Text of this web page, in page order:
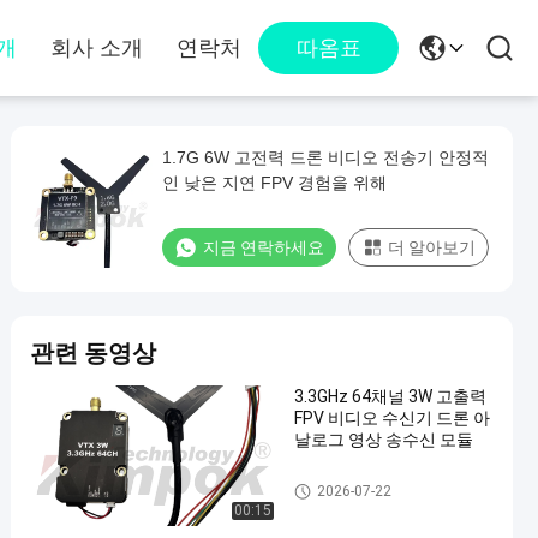
회사 소개 연락처 따옴표
1.7G 6W 고전력 드론 비디오 전송기 안정적
인 낮은 지연 FPV 경험을 위해
지금 연락하세요 더 알아보기
관련 동영상
00:15
3.3GHz 64채널 3W 고출력
FPV 비디오 수신기 드론 아
날로그 영상 송수신 모듈
FPV VTX
2026-07-22